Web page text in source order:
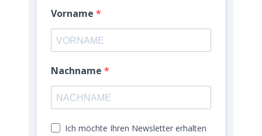
Vorname
Nachname
Ich möchte Ihren Newsletter erhalten